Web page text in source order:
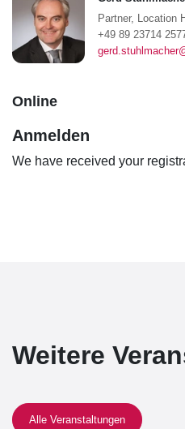
Partner, Location
+49 89 23714
Online
Anmelden
We have received your
Weitere
Alle Veranstaltungen